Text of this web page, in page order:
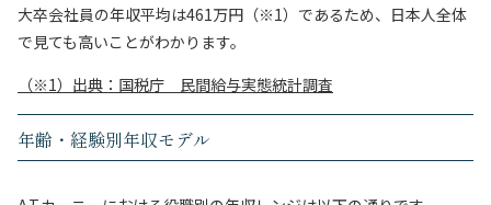
大卒会社員の年収平均は461万円（※1）であるため、日本人全体
で見ても高いことがわかります。
（※1）出典：国税庁 民間給与実態統計調査
年齢・経験別年収モデル